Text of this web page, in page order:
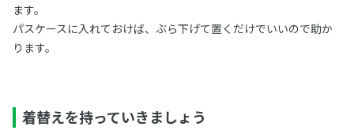
ます。
パスケースに入れておけば、ぶら下げて置くだけでいいので助か
ります。
着替えを持っていきましょう